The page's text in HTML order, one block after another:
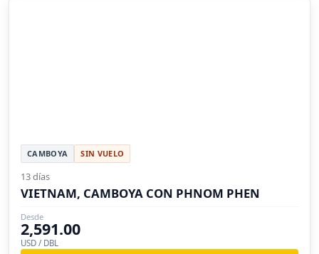
CAMBOYA SIN VUELO
13 días
VIETNAM, CAMBOYA CON PHNOM PHEN
Desde
2,591.00
USD / DBL